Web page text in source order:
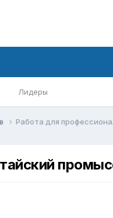
Лидеры
Работа для